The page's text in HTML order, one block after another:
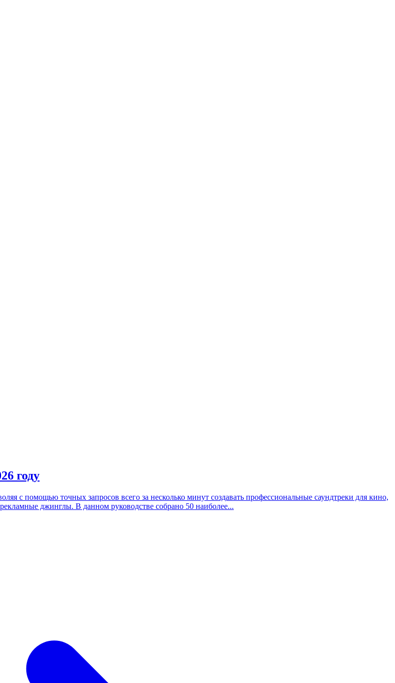
году
с помощью точных запросов всего за несколько минут создавать профессиональные саундтреки для кино,
джинглы. В данном руководстве собрано 50 наиболее...